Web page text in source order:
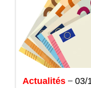
Actualités 03/